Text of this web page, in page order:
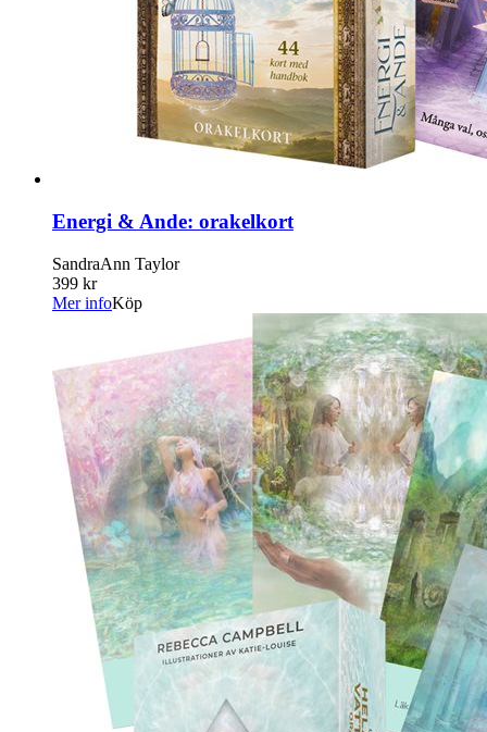
Energi & Ande: orakelkort
SandraAnn Taylor
399 kr
Mer infoKöp